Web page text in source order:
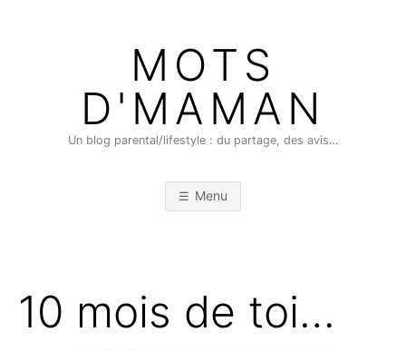
MOTS
D'MAMAN
Un blog parental/lifestyle : du partage, des avis…
Menu
10 mois de toi…